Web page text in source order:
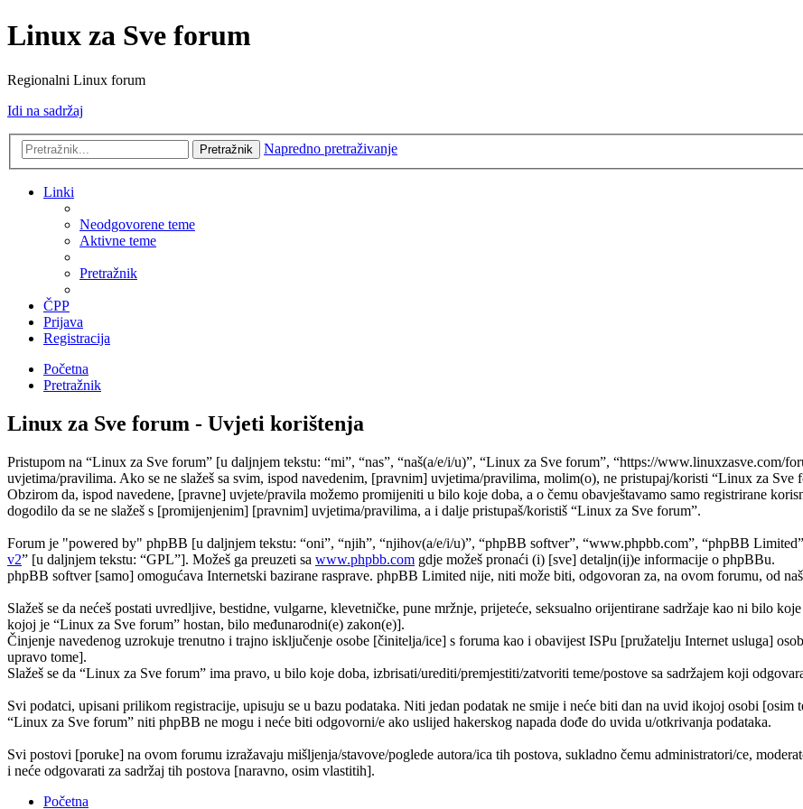
Linux za Sve forum
Regionalni Linux forum
Idi na sadržaj
Pretražnik Napredno pretraživanje
Linki
Neodgovorene teme
Aktivne teme
Pretražnik
ČPP
Prijava
Registracija
Početna
Pretražnik
Linux za Sve forum - Uvjeti korištenja
Pristupom na “Linux za Sve forum” [u daljnjem tekstu: “mi”, “nas”, “naš(a/e/i/u)”, “Linux za Sve forum”, “https://www.linuxzasve.com/
uvjetima/pravilima. Ako se ne slažeš sa svim, ispod navedenim, [pravnim] uvjetima/pravilima, molim(o), ne pristupaj/koristi “Linux za Sve
Obzirom da, ispod navedene, [pravne] uvjete/pravila možemo promijeniti u bilo koje doba, a o čemu obavještavamo samo registrirane
dogodilo da se ne slažeš s [promijenjenim] [pravnim] uvjetima/pravilima, a i dalje pristupaš/koristiš “Linux za Sve forum”.
Forum je "powered by" phpBB [u daljnjem tekstu: “oni”, “njih”, “njihov(a/e/i/u)”, “phpBB softver”, “www.phpbb.com”, “phpBB
v2” [u daljnjem tekstu: “GPL”]. Možeš ga preuzeti sa www.phpbb.com gdje možeš pronaći (i) [sve] detaljn(ij)e informacije o phpBBu.
phpBB softver [samo] omogućava Internetski bazirane rasprave. phpBB Limited nije, niti može biti, odgovoran za, na ovom forumu, od
Slažeš se da nećeš postati uvredljive, bestidne, vulgarne, klevetničke, pune mržnje, prijeteće, seksualno orijentirane sadržaje kao ni bilo
kojoj je “Linux za Sve forum” hostan, bilo međunarodni(e) zakon(e)].
Činjenje navedenog uzrokuje trenutno i trajno isključenje osobe [činitelja/ice] s foruma kao i obavijest ISPu [pružatelju Internet usluga]
upravo tome].
Slažeš se da “Linux za Sve forum” ima pravo, u bilo koje doba, izbrisati/urediti/premjestiti/zatvoriti teme/postove sa sadržajem koji
Svi podatci, upisani prilikom registracije, upisuju se u bazu podataka. Niti jedan podatak ne smije i neće biti dan na uvid ikojoj osobi
“Linux za Sve forum” niti phpBB ne mogu i neće biti odgovorni/e ako uslijed hakerskog napada dođe do uvida u/otkrivanja podataka.
Svi postovi [poruke] na ovom forumu izražavaju mišljenja/stavove/poglede autora/ica tih postova, sukladno čemu administratori/ce,
i neće odgovarati za sadržaj tih postova [naravno, osim vlastitih].
Početna